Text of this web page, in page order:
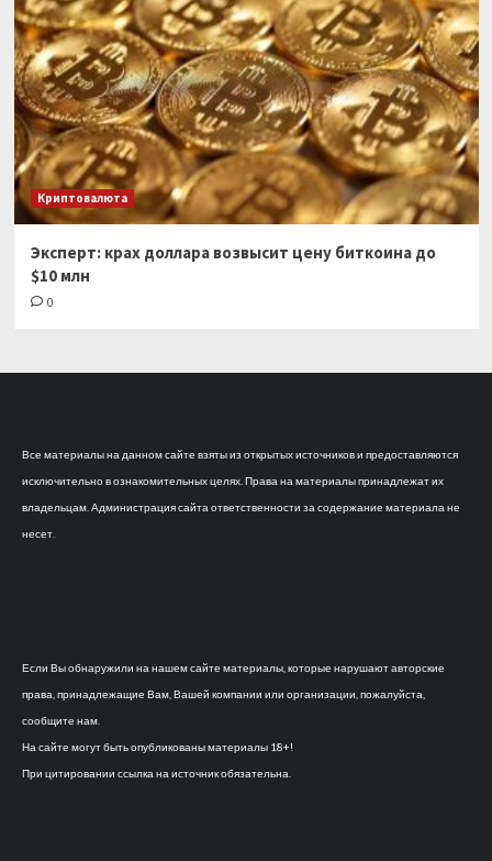
Криптовалюта
Эксперт: крах доллара возвысит цену биткоина до
$10 млн
0
Все материалы на данном сайте взяты из открытых источников и предоставляются
исключительно в ознакомительных целях. Права на материалы принадлежат их
владельцам. Администрация сайта ответственности за содержание материала не
несет.
Если Вы обнаружили на нашем сайте материалы, которые нарушают авторские
права, принадлежащие Вам, Вашей компании или организации, пожалуйста,
сообщите нам.
На сайте могут быть опубликованы материалы 18+!
При цитировании ссылка на источник обязательна.